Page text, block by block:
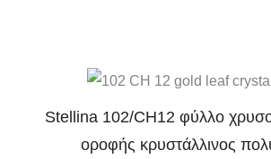
Stellina 102/CH12 φύλλο
οροφής κρυστάλλινος